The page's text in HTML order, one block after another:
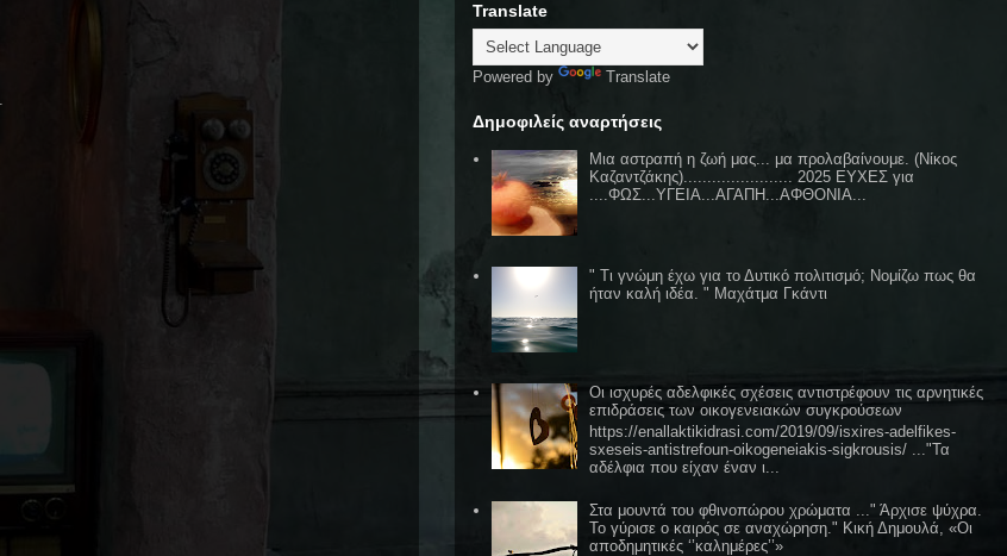
Translate
Powered by Translate
Δημοφιλείς αναρτήσεις
Μια αστραπή η ζωή μας... μα προλαβαίνουμε. (Νίκος
Καζαντζάκης)....................... 2025 ΕΥΧΕΣ για
....ΦΩΣ...ΥΓΕΙΑ...ΑΓΑΠΗ...ΑΦΘΟΝΙΑ...
" Τι γνώμη έχω για το Δυτικό πολιτισμό; Νομίζω πως θα
ήταν καλή ιδέα. " Μαχάτμα Γκάντι
Οι ισχυρές αδελφικές σχέσεις αντιστρέφουν τις αρνητικές
επιδράσεις των οικογενειακών συγκρούσεων
https://enallaktikidrasi.com/2019/09/isxires-adelfikes-
sxeseis-antistrefoun-oikogeneiakis-sigkrousis/ ..."Τα
αδέλφια που είχαν έναν ι...
Στα μουντά του φθινοπώρου χρώματα ..." Άρχισε ψύχρα.
Το γύρισε ο καιρός σε αναχώρηση." Κική Δημουλά, «Οι
αποδημητικές ‘’καλημέρες’’»